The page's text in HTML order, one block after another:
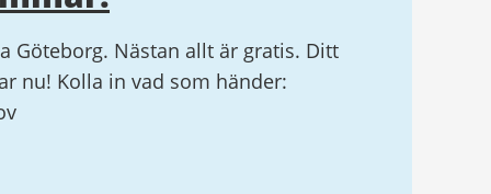
Göteborg. Nästan allt är gratis. Ditt
nu! Kolla in vad som händer: